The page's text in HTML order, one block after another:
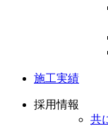
施工実績
採用情報
共